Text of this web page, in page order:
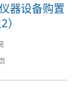
器设备购置